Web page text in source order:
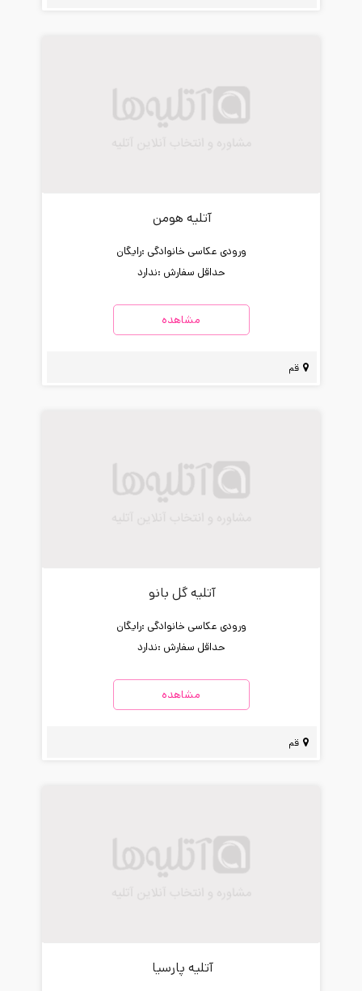
آتلیه هومن
ورودی عکاسی خانوادگی :رایگان
حداقل سفارش :ندارد
مشاهده
قم
آتلیه گل بانو
ورودی عکاسی خانوادگی :رایگان
حداقل سفارش :ندارد
مشاهده
قم
آتلیه پارسیا